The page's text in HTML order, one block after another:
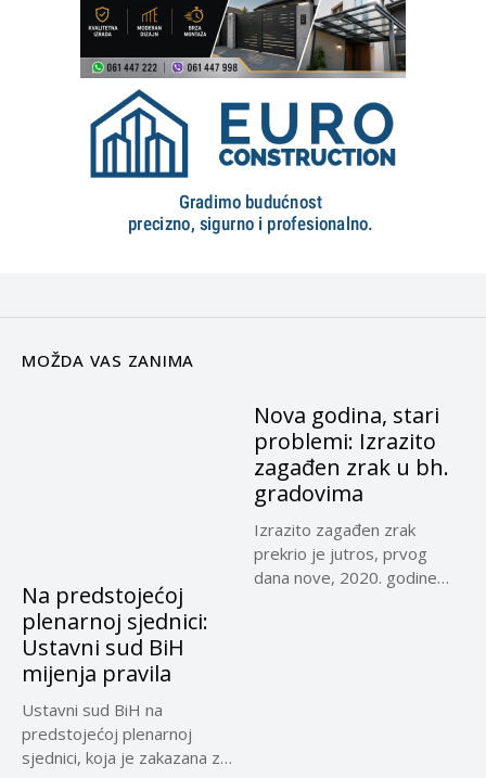
MOŽDA VAS ZANIMA
Na predstojećoj
plenarnoj sjednici:
Ustavni sud BiH
mijenja pravila
Ustavni sud BiH na
predstojećoj plenarnoj
sjednici, koja je zakazana za
Nova godina, stari
problemi: Izrazito
zagađen zrak u bh.
gradovima
Izrazito zagađen zrak
prekrio je jutros, prvog
dana nove, 2020. godine